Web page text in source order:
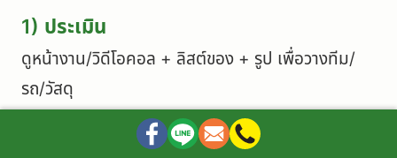
1) ประเมิน
ดูหน้างาน/วิดีโอคอล + ลิสต์ของ + รูป เพื่อวางทีม/
รถ/วัสดุ